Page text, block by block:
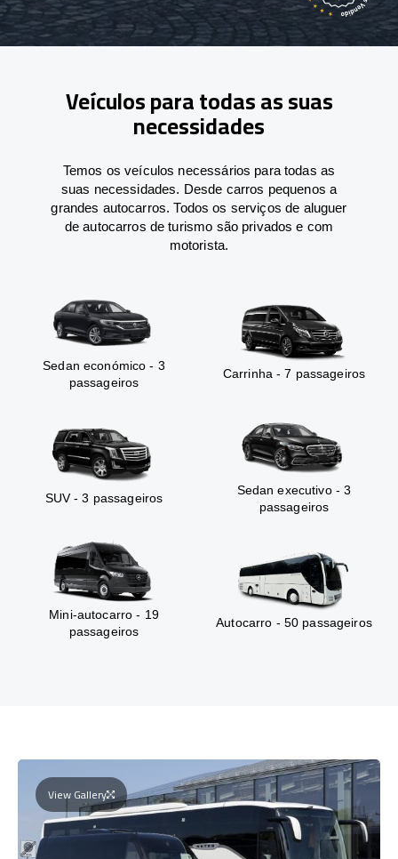
Veículos para todas as suas
necessidades
Temos os veículos necessários para todas as
suas necessidades. Desde carros pequenos a
grandes autocarros. Todos os serviços de aluguer
de autocarros de turismo são privados e com
motorista.
Sedan económico - 3
passageiros
Carrinha - 7 passageiros
SUV - 3 passageiros
Sedan executivo - 3
passageiros
Mini-autocarro - 19
passageiros
Autocarro - 50 passageiros
View Gallery